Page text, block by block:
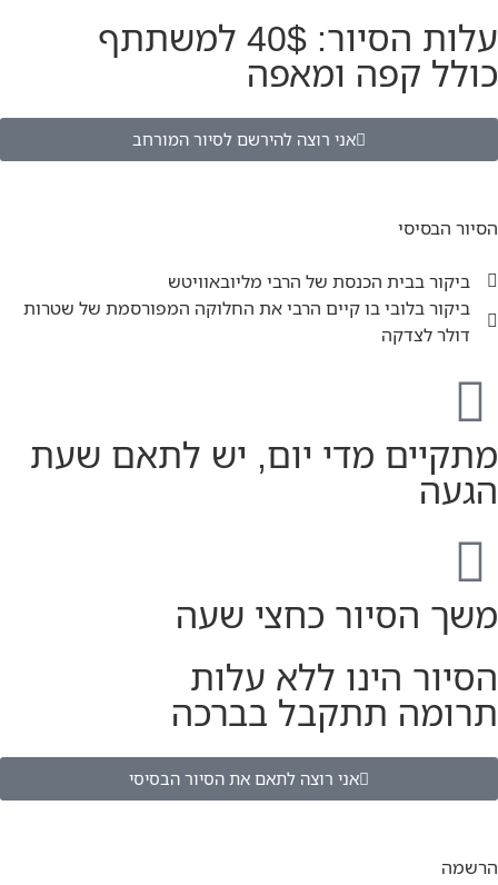
עלות הסיור: 40$ למשתתף
כולל קפה ומאפה
אני רוצה להירשם לסיור המורחב
הסיור הבסיסי
ביקור בבית הכנסת של הרבי מליובאוויטש
ביקור בלובי בו קיים הרבי את החלוקה המפורסמת של שטרות
דולר לצדקה
מתקיים מדי יום, יש לתאם שעת
הגעה
משך הסיור כחצי שעה
הסיור הינו ללא עלות
תרומה תתקבל בברכה
אני רוצה לתאם את הסיור הבסיסי
הרשמה